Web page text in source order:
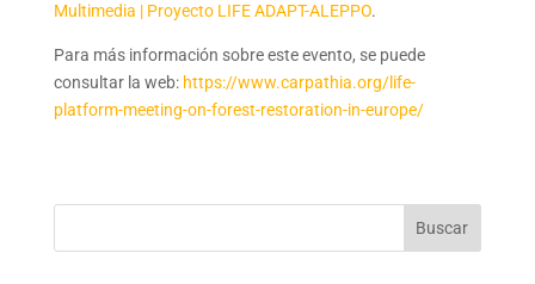
Multimedia | Proyecto LIFE ADAPT-ALEPPO.
Para más información sobre este evento, se puede
consultar la web: https://www.carpathia.org/life-
platform-meeting-on-forest-restoration-in-europe/